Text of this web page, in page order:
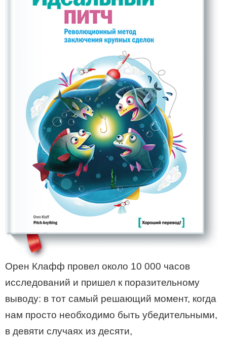
Орен Клафф провел около 10 000 часов
исследований и пришел к поразительному
выводу: в тот самый решающий момент, когда
нам просто необходимо быть убедительными,
в девяти случаях из десяти,